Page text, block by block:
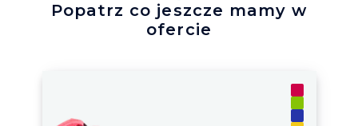
Popatrz co jeszcze mamy w
ofercie